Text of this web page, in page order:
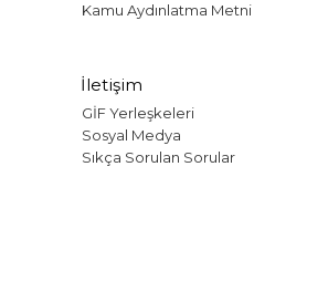
Kamu Aydınlatma Metni
İletişim
GİF Yerleşkeleri
Sosyal Medya
Sıkça Sorulan Sorular